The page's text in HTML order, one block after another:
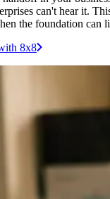
can't hear it.
the foundation can
8x8